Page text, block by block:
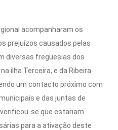
acompanharam os
prejuízos causados pelas
diversas freguesias dos
ilha Terceira, e da Ribeira
um contacto próximo com
e das juntas de
se que estariam
para a ativação deste